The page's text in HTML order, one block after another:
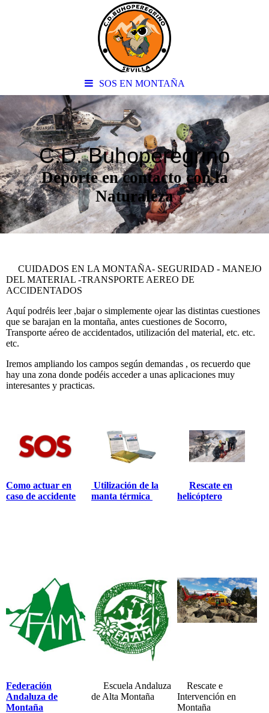
SOS EN MONTAÑA
C.D. Buhoperegrino
Deporte en contacto con la
Naturaleza
CUIDADOS EN LA MONTAÑA- SEGURIDAD - MANEJO
DEL MATERIAL -TRANSPORTE AEREO DE
ACCIDENTADOS
Aquí podréis leer ,bajar o simplemente ojear las distintas cuestiones
que se barajan en la montaña, antes cuestiones de Socorro,
Transporte aéreo de accidentados, utilización del material, etc. etc.
etc.
Iremos ampliando los campos según demandas , os recuerdo que
hay una zona donde podéis acceder a unas aplicaciones muy
interesantes y practicas.
Como actuar en
caso de accidente
Utilización de la
manta térmica
Rescate en
helicóptero
Federación
Andaluza de
Montaña
Escuela Andaluza
de Alta Montaña
Rescate e
Intervención en
Montaña